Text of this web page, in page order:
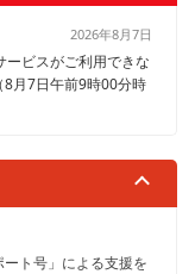
2026年8月7日
ービスがご利用できな
8月7日午前9時00分時
ト号」による支援を